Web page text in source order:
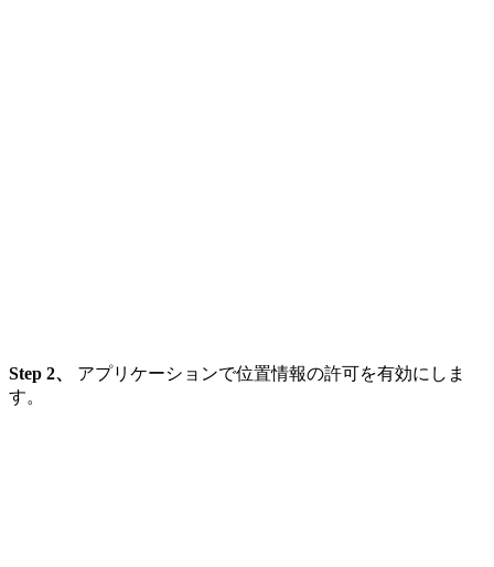
Step 2、 アプリケーションで位置情報の許可を有効にしま
す。